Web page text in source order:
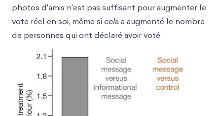
photos d'amis n'est pas suffisant pour augmenter le
vote réel en soi, même si cela a augmenté le nombre
de personnes qui ont déclaré avoir voté.